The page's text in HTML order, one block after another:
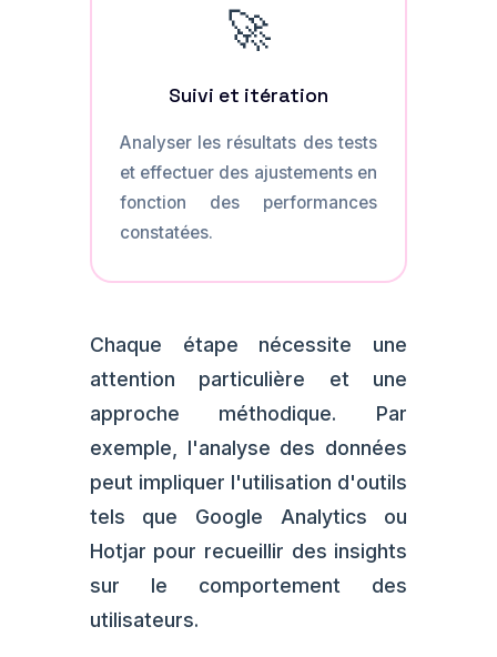
🚀
Suivi et itération
Analyser les résultats des tests
et effectuer des ajustements en
fonction des performances
constatées.
Chaque étape nécessite une
attention particulière et une
approche méthodique. Par
exemple, l'analyse des données
peut impliquer l'utilisation d'outils
tels que Google Analytics ou
Hotjar pour recueillir des insights
sur le comportement des
utilisateurs.